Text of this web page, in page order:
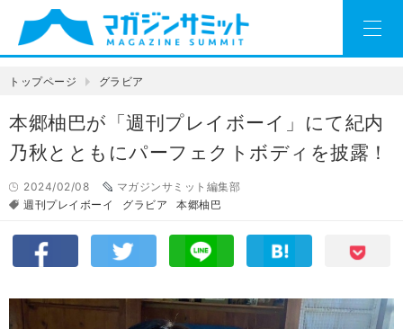
トップページ グラビア
本郷柚巴が「週刊プレイボーイ」にて紀内
乃秋とともにパーフェクトボディを披露！
2024/02/08
マガジンサミット編集部
週刊プレイボーイ
グラビア 本郷柚巴